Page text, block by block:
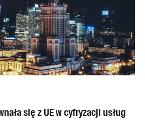
się z UE w cyfryzacji usług